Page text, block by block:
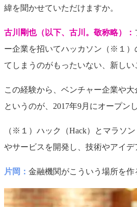
緯を聞かせていただけますか。
古川剛也（以下、古川。敬称略）：
ー企業を招いてハッカソン（※１）
てしまうのがもったいない、新し
この経験から、ベンチャー企業や
というのが、2017年9月にオープン
（※１）ハック（Hack）とマラソ
やサービスを開発し、技術やアイデ
片岡： 金融機関がこういう場所を